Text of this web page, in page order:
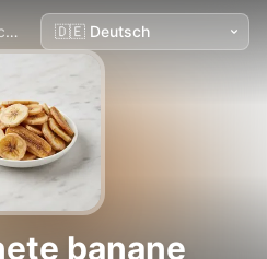
banane